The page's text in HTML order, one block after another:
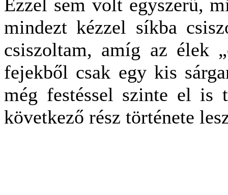
Ezzel sem volt egyszerű,
mindezt kézzel síkba
csiszoltam, amíg az élek
fejekből csak egy kis
még festéssel szinte el is
következő rész története